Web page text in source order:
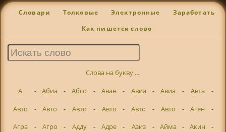
Словари Толковые Электронные Заработать
Как пишется слово
Слова на букву ...
А
- Абиа - Абсо - Аван - Авиа - Авиа - Авта
-
Авто
- Авто - Авто - Авто - Авто - Авто - Аген
-
Агра
- Агро - Адду - Адре - Азиз - Айма - Акин
-